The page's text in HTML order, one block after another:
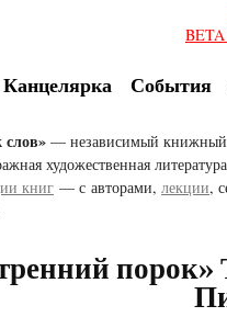
BETA
Канцелярка События
— независимый книжный
художественная
книг — с авторами, лекции,
порок»